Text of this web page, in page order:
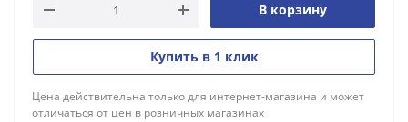
В корзину
Купить в 1 клик
Цена действительна только для интернет-магазина и может
отличаться от цен в розничных магазинах